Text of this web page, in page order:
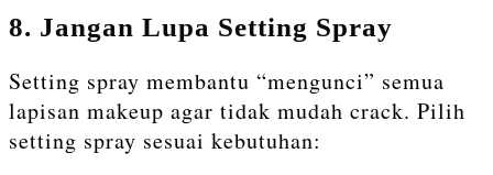
8. Jangan Lupa Setting Spray
Setting spray membantu “mengunci” semua
lapisan makeup agar tidak mudah crack. Pilih
setting spray sesuai kebutuhan: